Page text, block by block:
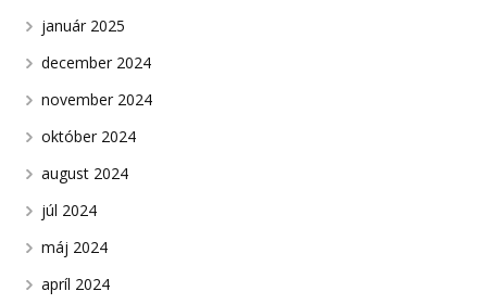
január 2025
december 2024
november 2024
október 2024
august 2024
júl 2024
máj 2024
apríl 2024